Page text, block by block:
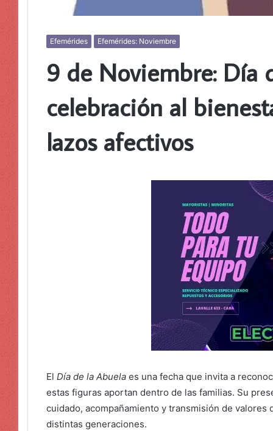
Efemérides Efemérides: Noviembre
9 de Noviembre: Día
celebración al
lazos afectivos
El Día de la Abuela es una fecha que invita a
estas figuras aportan dentro de las familias. Su
cuidado, acompañamiento y transmisión de
distintas generaciones.